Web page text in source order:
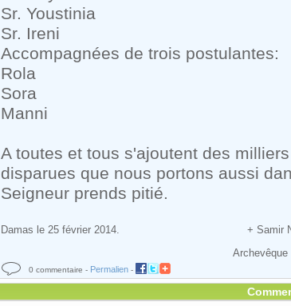
Sr. Youstinia
Sr. Ireni
Accompagnées de trois postulantes:
Rola
Sora
Manni
A toutes et tous s'ajoutent des
disparues que nous portons aussi
Seigneur prends pitié.
Damas le 25 février 2014. + Samir
Archevêque Maronite
0 commentaire - Permalien -